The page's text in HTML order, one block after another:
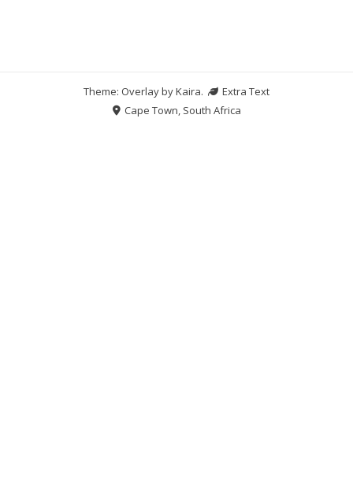
Theme: Overlay byKaira.
Extra Text
Cape Town, South Africa